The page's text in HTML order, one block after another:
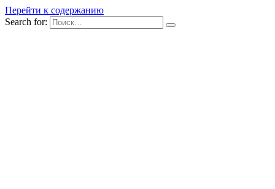
Перейти к содержанию
Search for: